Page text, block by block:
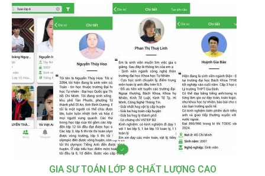
GIA SƯ TOÁN LỚP 8 CHẤT LƯỢNG CAO